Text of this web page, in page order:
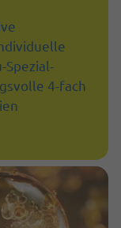
Spezial-
4-fach